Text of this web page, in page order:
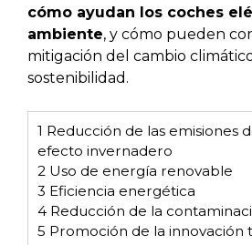
cómo ayudan los coches
ambiente, y cómo pueden
mitigación del cambio
sostenibilidad.
1 Reducción de las emisiones
efecto invernadero
2 Uso de energía renovable
3 Eficiencia energética
4 Reducción de la
5 Promoción de la innovación